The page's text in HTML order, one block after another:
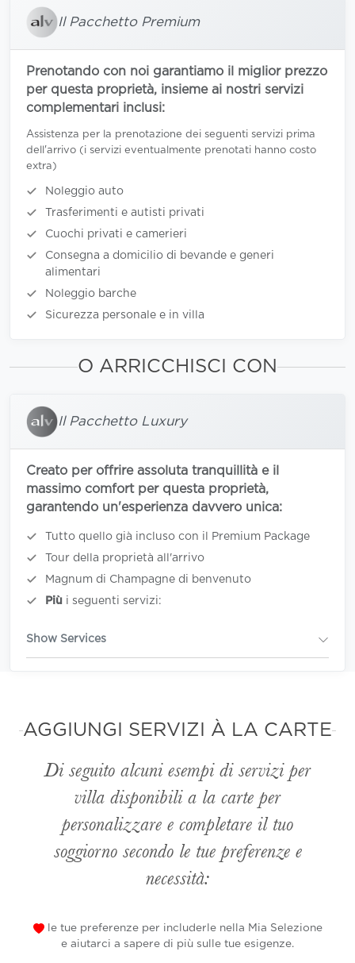
Il Pacchetto Premium
Prenotando con noi garantiamo il miglior prezzo
per questa proprietà, insieme ai nostri servizi
complementari inclusi:
Assistenza per la prenotazione dei seguenti servizi prima
dell'arrivo (i servizi eventualmente prenotati hanno costo
extra)
Noleggio auto
Trasferimenti e autisti privati
Cuochi privati e camerieri
Consegna a domicilio di bevande e generi
alimentari
Noleggio barche
Sicurezza personale e in villa
O ARRICCHISCI CON
Il Pacchetto Luxury
Creato per offrire assoluta tranquillità e il
massimo comfort per questa proprietà,
garantendo un'esperienza davvero unica:
Tutto quello già incluso con il Premium Package
Tour della proprietà all'arrivo
Magnum di Champagne di benvenuto
Più i seguenti servizi:
Show Services
AGGIUNGI SERVIZI À LA CARTE
Di seguito alcuni esempi di servizi per
villa disponibili a la carte per
personalizzare e completare il tuo
soggiorno secondo le tue preferenze e
necessità:
le tue preferenze per includerle nella Mia Selezione
e aiutarci a sapere di più sulle tue esigenze.